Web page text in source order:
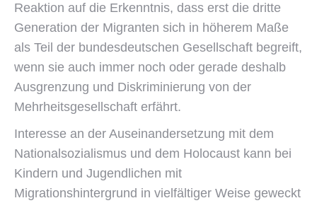
Reaktion auf die Erkenntnis, dass erst die dritte
Generation der Migranten sich in höherem Maße
als Teil der bundesdeutschen Gesellschaft begreift,
wenn sie auch immer noch oder gerade deshalb
Ausgrenzung und Diskriminierung von der
Mehrheitsgesellschaft erfährt.
Interesse an der Auseinandersetzung mit dem
Nationalsozialismus und dem Holocaust kann bei
Kindern und Jugendlichen mit
Migrationshintergrund in vielfältiger Weise geweckt